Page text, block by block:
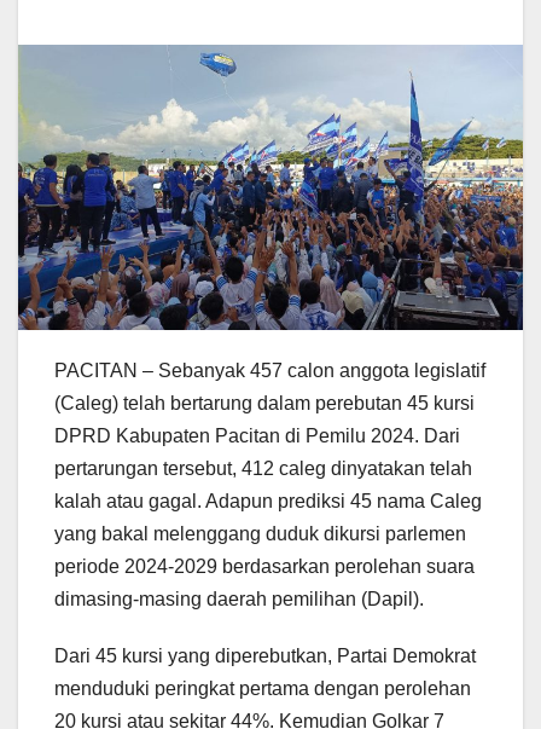
PACITAN – Sebanyak 457 calon anggota legislatif
(Caleg) telah bertarung dalam perebutan 45 kursi
DPRD Kabupaten Pacitan di Pemilu 2024. Dari
pertarungan tersebut, 412 caleg dinyatakan telah
kalah atau gagal. Adapun prediksi 45 nama Caleg
yang bakal melenggang duduk dikursi parlemen
periode 2024-2029 berdasarkan perolehan suara
dimasing-masing daerah pemilihan (Dapil).
Dari 45 kursi yang diperebutkan, Partai Demokrat
menduduki peringkat pertama dengan perolehan
20 kursi atau sekitar 44%. Kemudian Golkar 7